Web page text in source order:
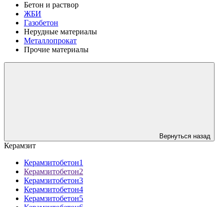
Бетон и раствор
ЖБИ
Газобетон
Нерудные материалы
Металлопрокат
Прочие материалы
Вернуться назад
Керамзит
Керамзитобетон1
Керамзитобетон2
Керамзитобетон3
Керамзитобетон4
Керамзитобетон5